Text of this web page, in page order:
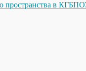
пространства в